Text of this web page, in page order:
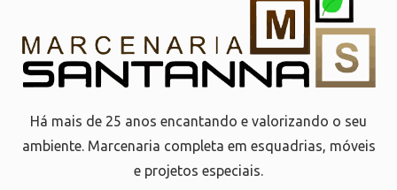
Há mais de 25 anos encantando e valorizando o seu
ambiente. Marcenaria completa em esquadrias, móveis
e projetos especiais.